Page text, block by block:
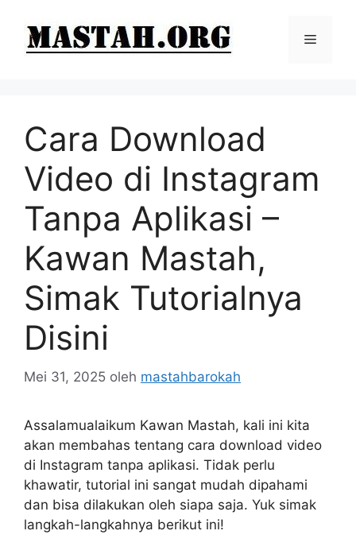
Menu
Cara Download
Video di Instagram
Tanpa Aplikasi –
Kawan Mastah,
Simak Tutorialnya
Disini
Mei 31, 2025 oleh mastahbarokah
Assalamualaikum Kawan Mastah, kali ini kita
akan membahas tentang cara download video
di Instagram tanpa aplikasi. Tidak perlu
khawatir, tutorial ini sangat mudah dipahami
dan bisa dilakukan oleh siapa saja. Yuk simak
langkah-langkahnya berikut ini!